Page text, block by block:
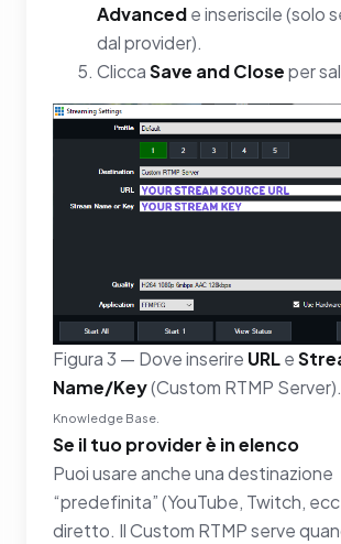
Advancede inseriscile (solo
dal provider).
CliccaSave and Closeper
Figura 3 — Dove inserire URLe
Name/Key(Custom RTMP Server).
Knowledge Base.
Se il tuo provider è in elenco
Puoi usare anche una destinazione
“predefinita” (YouTube, Twitch,
diretto. Il Custom RTMP serve